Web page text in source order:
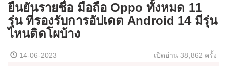
ยืนยันรายชื่อ มือถือ Oppo ทั้งหมด 11
รุ่น ที่รองรับการอัปเดต Android 14 มีรุ่น
ไหนติดโผบ้าง
14-06-2023 เปิดอ่าน 38,862 ครั้ง